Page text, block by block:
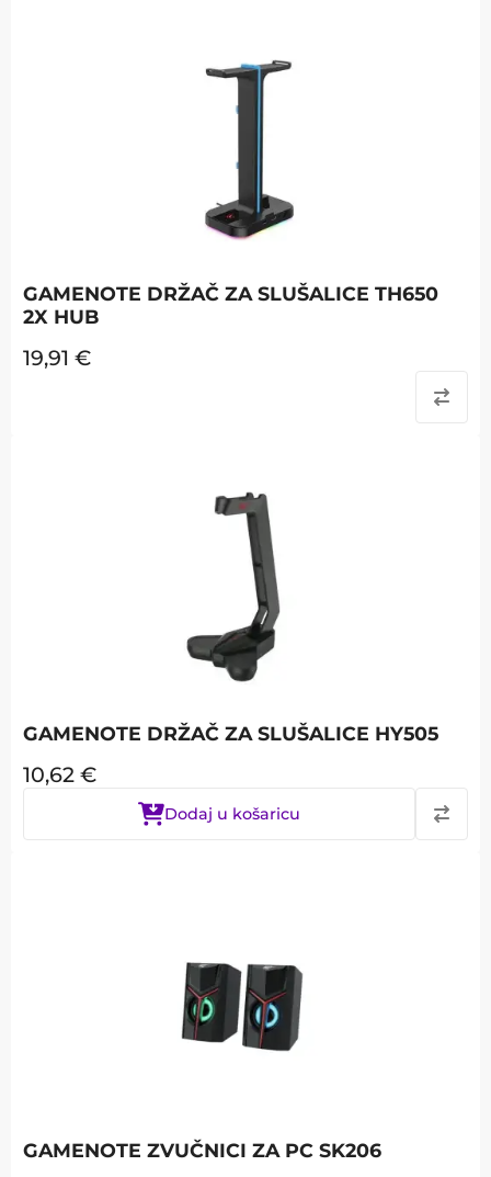
GAMENOTE DRŽAČ ZA SLUŠALICE TH650
2X HUB
19,91 €
GAMENOTE DRŽAČ ZA SLUŠALICE HY505
10,62 €
Dodaj u košaricu
GAMENOTE ZVUČNICI ZA PC SK206